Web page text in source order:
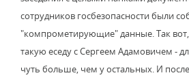
сотрудников госбезопасности были
"компрометирующие" данные. Так
такую еседу с Сергеем Адамовичем -
чуть больше, чем у остальных. И